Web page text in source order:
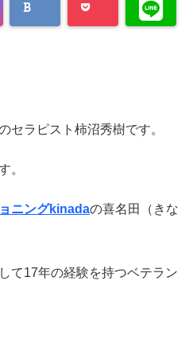
セラピスト柿沼秀樹です。
。
ニングkinadaの喜名田（きな
て17年の経験を持つベテラン